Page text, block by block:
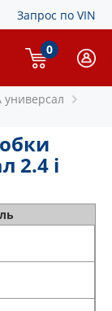
Запрос по VIN
0
универсал
2.4 i